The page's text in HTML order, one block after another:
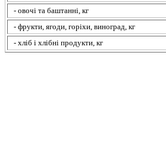
- овочі та баштанні, кг
- фрукти, ягоди, горіхи, виноград, кг
- хліб і хлібні продукти, кг